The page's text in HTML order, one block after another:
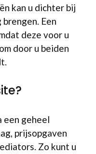
kan u dichter bij
Een
deze voor u
door u beiden
een geheel
prijsopgaven
Zo kunt u